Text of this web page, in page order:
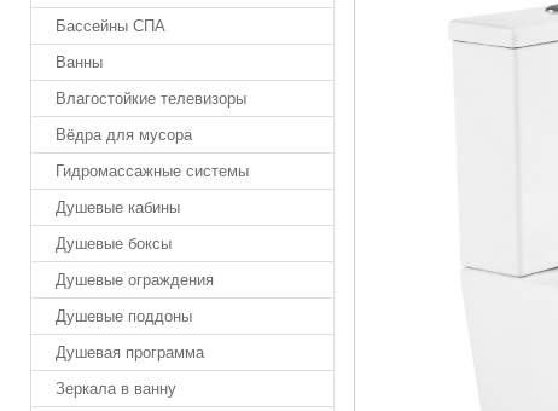
Бассейны СПА
Ванны
Влагостойкие телевизоры
Вёдра для мусора
Гидромассажные системы
Душевые кабины
Душевые боксы
Душевые ограждения
Душевые поддоны
Душевая программа
Зеркала в ванну